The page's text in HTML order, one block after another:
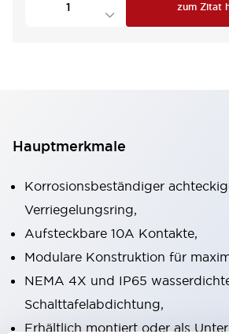
zum Zitat
Hauptmerkmale
Korrosionsbeständiger
Verriegelungsring,
Aufsteckbare 10A Kontakte,
Modulare Konstruktion für
NEMA 4X und IP65
Schalttafelabdichtung,
Erhältlich montiert oder als